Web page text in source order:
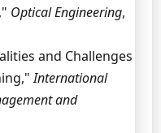
Optical Engineering,
and Challenges
International
and